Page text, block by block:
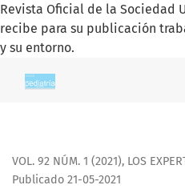
Revista Oficial de la Sociedad
recibe para su publicación
y su entorno.
Dióxido de cloro y
VOL. 92 NÚM. 1 (2021), LOS
Publicado 21-05-2021